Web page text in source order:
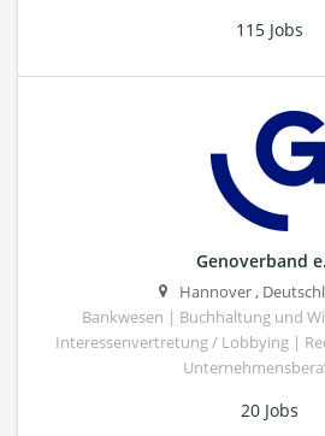
115 Jobs
Genoverband
Hannover,
Bankwesen | Buchhaltung und
Interessenvertretung / Lobbying |
20 Jobs